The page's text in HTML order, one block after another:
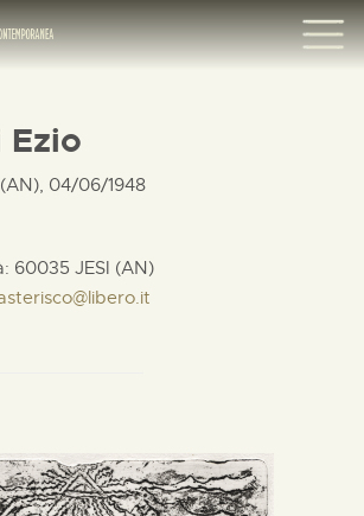
Ezio
04/06/1948
60035 JESI (AN)